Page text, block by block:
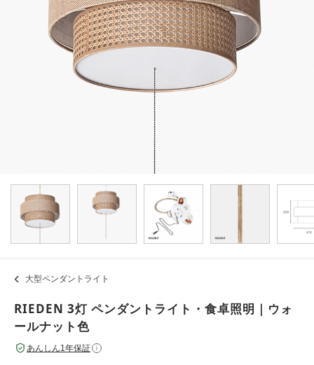
大型ペンダントライト
RIEDEN 3灯 ペンダントライト・食卓照明｜ウォ
ールナット色
あんしん1年保証 i